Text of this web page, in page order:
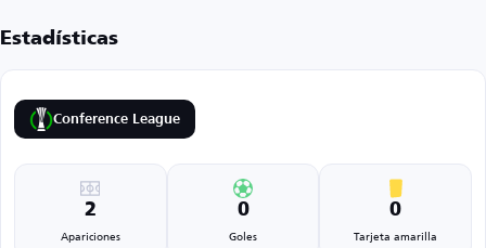
Estadísticas
Conference League
2
Apariciones
0
Goles
0
Tarjeta amarilla